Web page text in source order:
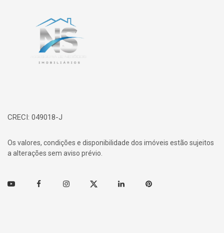
CRECI: 049018-J
Os valores, condições e disponibilidade dos imóveis estão sujeitos
a alterações sem aviso prévio.
Youtube FacebookInstagramTwitter Linkedin Pinterest